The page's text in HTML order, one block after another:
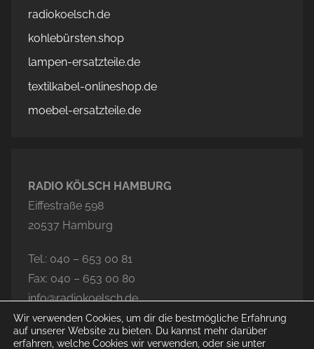
radiokoelsch.de
kohlebürsten.shop
lampen-ersatzteile.de
textilkabel-onlineshop.de
moebel-ersatzteile.de
RADIO KÖLSCH HAMBURG
Eiffestraße 598
20537 Hamburg
Tel.: 040 – 653 00 81
Fax: 040 – 653 00 80
info@radiokoelsch.de
Wir verwenden Cookies, um dir die bestmögliche Erfahrung
auf unserer Website zu bieten. Du kannst mehr darüber
erfahren, welche Cookies wir verwenden, oder sie unter